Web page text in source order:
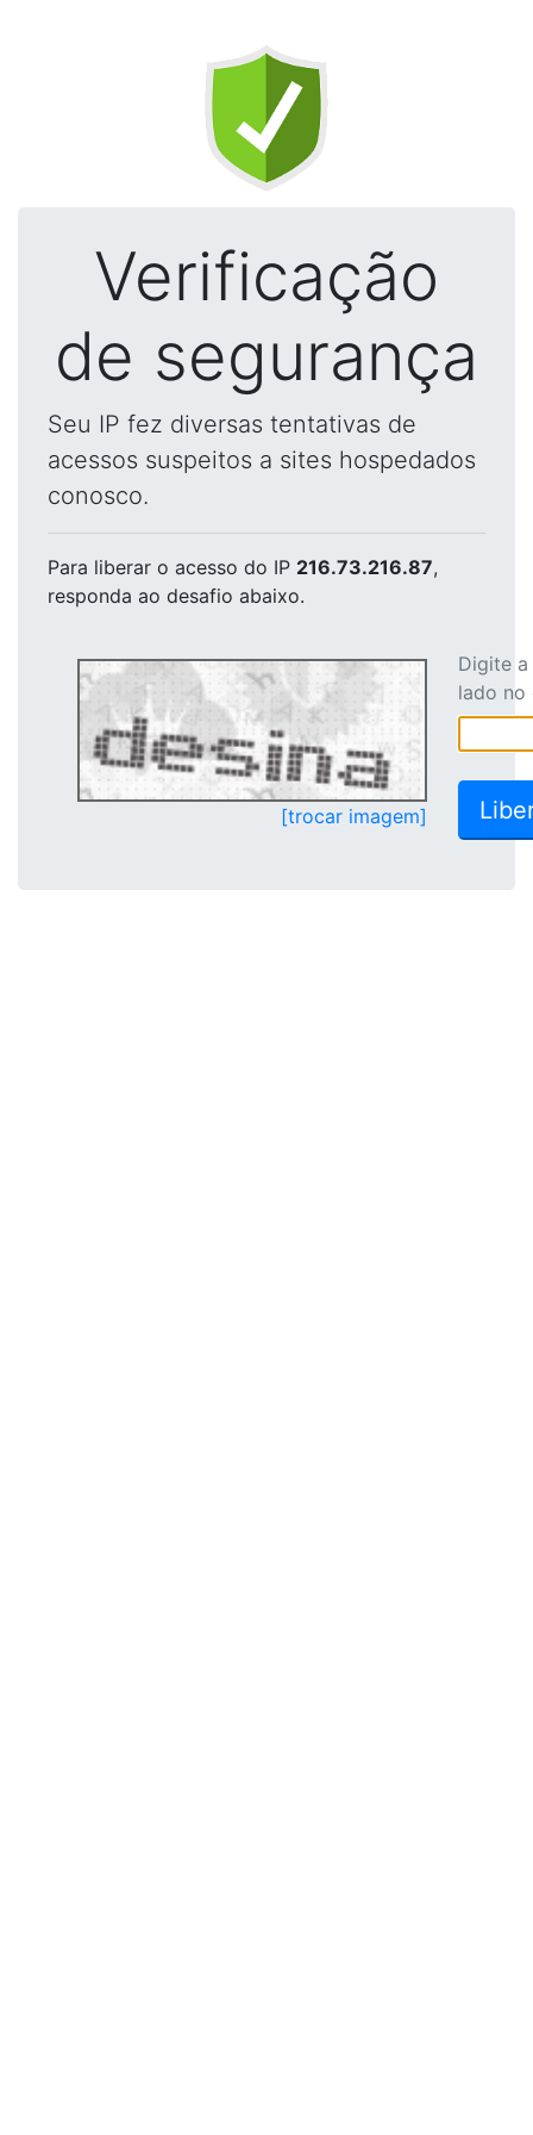
Verificação
de segurança
Seu IP fez diversas tentativas de
acessos suspeitos a sites hospedados
conosco.
Para liberar o acesso do IP 216.73.216.87,
responda ao desafio abaixo.
[trocar imagem]
Digite
lado no